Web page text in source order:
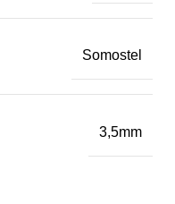
Somostel
3,5mm